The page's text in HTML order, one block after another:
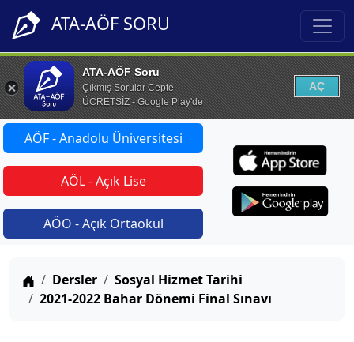
ATA-AÖF SORU
ATA-AÖF Soru
Çıkmış Sorular Cepte
ÜCRETSİZ - Google Play'de
AÇ
AÖF - Anadolu Üniversitesi
AÖL - Açık Lise
AÖO - Açık Ortaokul
Anasayfa
Dersler
Sosyal Hizmet Tarihi
2021-2022 Bahar Dönemi Final Sınavı